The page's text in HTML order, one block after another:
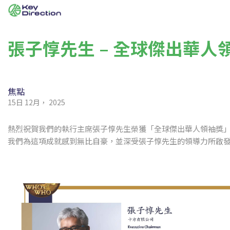
張子惇先生 – 全球傑出華人
焦點
15日 12月， 2025
熱烈祝賀我們的執行主席張子惇先生榮獲「全球傑出華人領袖獎
我們為這項成就感到無比自豪，並深受張子惇先生的領導力所啟